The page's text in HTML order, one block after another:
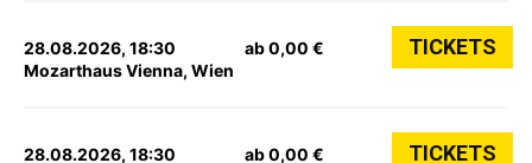
28.08.2026, 18:30
Mozarthaus Vienna, Wien
ab 0,00 € TICKETS
28.08.2026, 18:30
ab 0,00 € TICKETS